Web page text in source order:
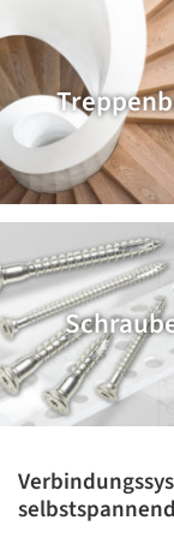
selbstspannend